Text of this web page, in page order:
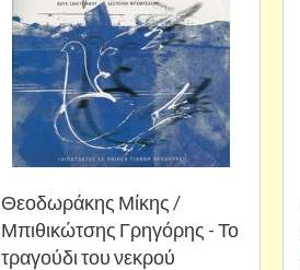
Θεοδωράκης Μίκης /
Μπιθικώτσης Γρηγόρης - Το
τραγούδι του νεκρού